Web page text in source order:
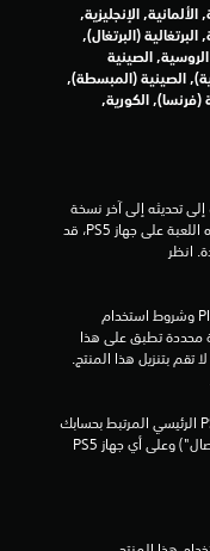
1
9
ا
ق
ي
الألمانية, الإنجليزية,
البرتغالية (البرتغال),
الصينية
الصينية (المبسطة),
(فرنسا), الكورية,